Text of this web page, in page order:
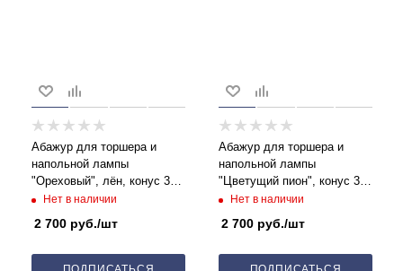
Абажур для торшера и
напольной лампы
"Ореховый", лён, конус 35
смНет в наличии
2 700 руб./шт
Абажур для торшера и
напольной лампы
"Цветущий пион", конус 35
смНет в наличии
2 700 руб./шт